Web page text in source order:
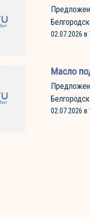
02.07.2026 в
Масло
02.07.2026 в